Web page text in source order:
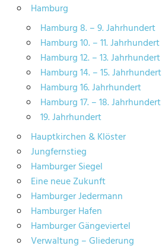
Hamburg
Hamburg 8. – 9. Jahrhundert
Hamburg 10. – 11. Jahrhundert
Hamburg 12. – 13. Jahrhundert
Hamburg 14. – 15. Jahrhundert
Hamburg 16. Jahrhundert
Hamburg 17. – 18. Jahrhundert
19. Jahrhundert
Hauptkirchen & Klöster
Jungfernstieg
Hamburger Siegel
Eine neue Zukunft
Hamburger Jedermann
Hamburger Hafen
Hamburger Gängeviertel
Verwaltung – Gliederung